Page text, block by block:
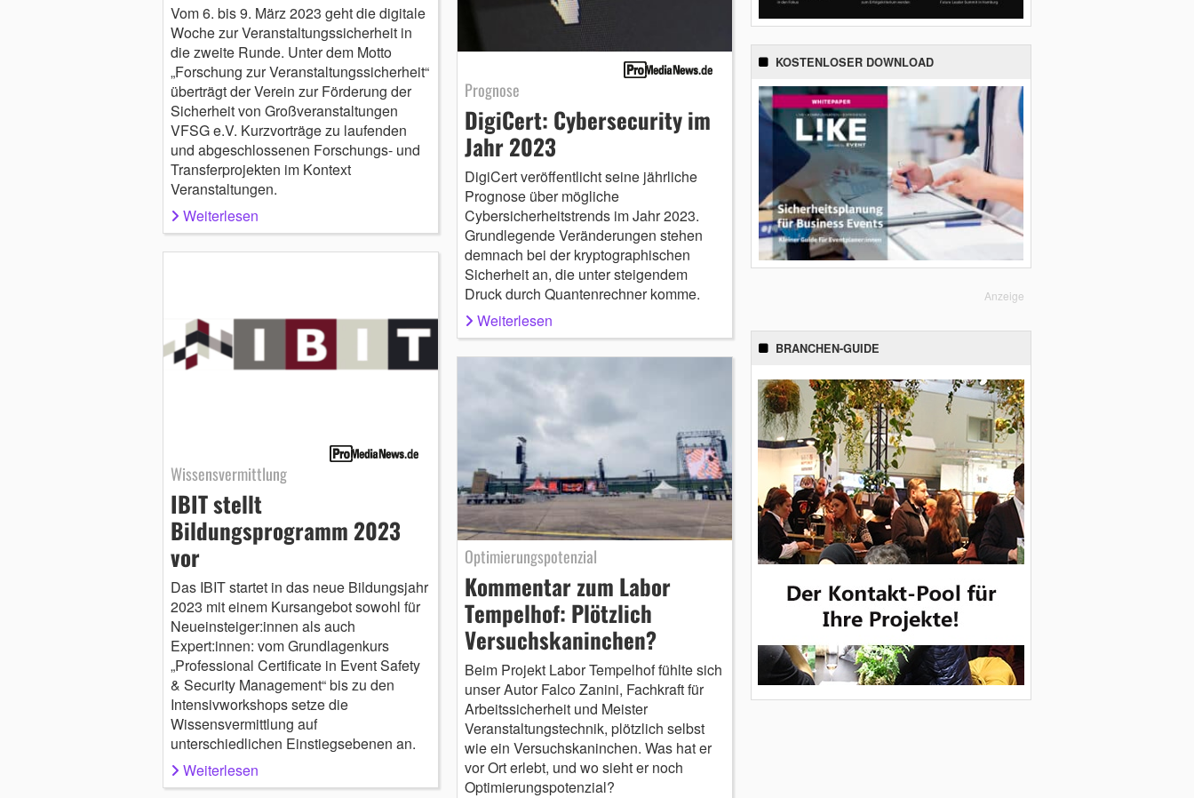
Vom 6. bis 9. März 2023 geht die digitale
Woche zur Veranstaltungssicherheit in
die zweite Runde. Unter dem Motto
„Forschung zur Veranstaltungssicherheit“
überträgt der Verein zur Förderung der
Sicherheit von Großveranstaltungen
VFSG e.V. Kurzvorträge zu laufenden
und abgeschlossenen Forschungs- und
Transferprojekten im Kontext
Veranstaltungen.
Weiterlesen
Wissensvermittlung
IBIT stellt
Bildungsprogramm 2023
vor
Das IBIT startet in das neue Bildungsjahr
2023 mit einem Kursangebot sowohl für
Neueinsteiger:innen als auch
Expert:innen: vom Grundlagenkurs
„Professional Certificate in Event Safety
& Security Management“ bis zu den
Intensivworkshops setze die
Wissensvermittlung auf
unterschiedlichen Einstiegsebenen an.
Weiterlesen
Prognose
DigiCert: Cybersecurity im
Jahr 2023
DigiCert veröffentlicht seine jährliche
Prognose über mögliche
Cybersicherheitstrends im Jahr 2023.
Grundlegende Veränderungen stehen
demnach bei der kryptographischen
Sicherheit an, die unter steigendem
Druck durch Quantenrechner komme.
Weiterlesen
Optimierungspotenzial
Kommentar zum Labor
Tempelhof: Plötzlich
Versuchskaninchen?
Beim Projekt Labor Tempelhof fühlte sich
unser Autor Falco Zanini, Fachkraft für
Arbeitssicherheit und Meister
Veranstaltungstechnik, plötzlich selbst
wie ein Versuchskaninchen. Was hat er
vor Ort erlebt, und wo sieht er noch
Optimierungspotenzial?
KOSTENLOSER DOWNLOAD
Anzeige
BRANCHEN-GUIDE